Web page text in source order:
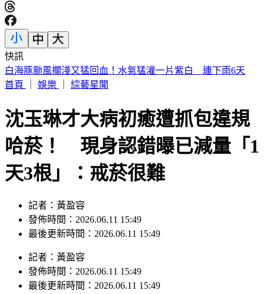
快訊
提醒國一新生守秩序！台中女師遭「掃把刺眼重傷」恐失明
首頁
娛樂 綜藝星聞
沈玉琳才大病初癒遭抓包違規
哈菸！ 現身認錯曝已減量「1
天3根」：戒菸很難
記者：黃盈容
發佈時間：2026.06.11 15:49
最後更新時間：2026.06.11 15:49
記者 ： 黃盈容
發佈時間： 2026.06.11 15:49
最後更新時間： 2026.06.11 15:49